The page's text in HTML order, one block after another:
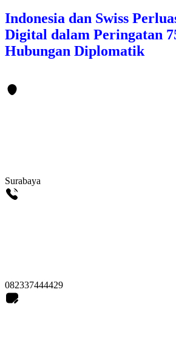
Indonesia dan Swiss
Digital dalam Peringatan
Hubungan Diplomatik
Surabaya
082337444429